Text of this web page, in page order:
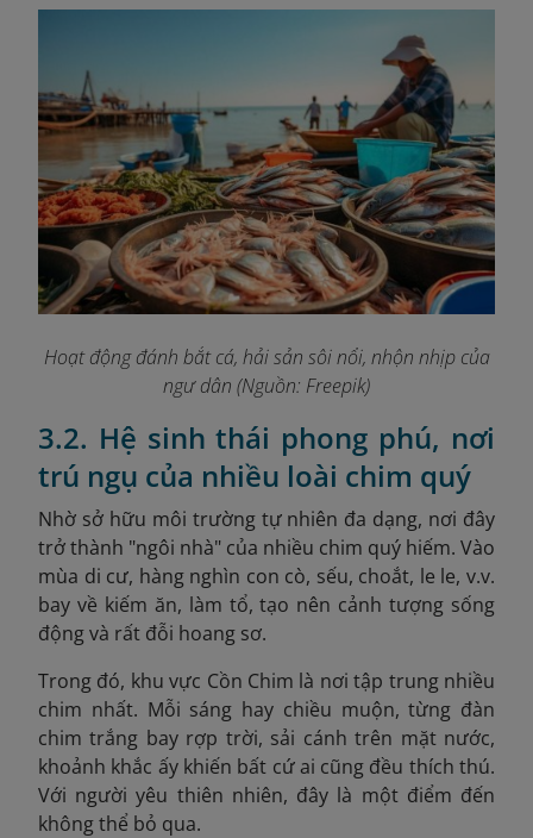
Hoạt động đánh bắt cá, hải sản sôi nổi, nhộn nhịp của
ngư dân (Nguồn: Freepik)
3.2. Hệ sinh thái phong phú, nơi
trú ngụ của nhiều loài chim quý
Nhờ sở hữu môi trường tự nhiên đa dạng, nơi đây
trở thành "ngôi nhà" của nhiều chim quý hiếm. Vào
mùa di cư, hàng nghìn con cò, sếu, choắt, le le, v.v.
bay về kiếm ăn, làm tổ, tạo nên cảnh tượng sống
động và rất đỗi hoang sơ.
Trong đó, khu vực Cồn Chim là nơi tập trung nhiều
chim nhất. Mỗi sáng hay chiều muộn, từng đàn
chim trắng bay rợp trời, sải cánh trên mặt nước,
khoảnh khắc ấy khiến bất cứ ai cũng đều thích thú.
Với người yêu thiên nhiên, đây là một điểm đến
không thể bỏ qua.